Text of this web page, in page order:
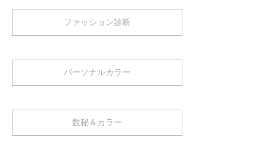
ファッション診断
パーソナルカラー
数秘＆カラー